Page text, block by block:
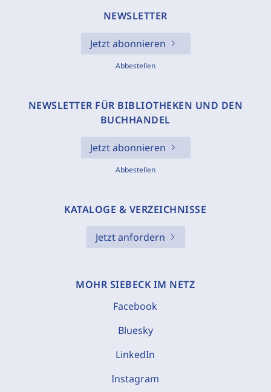
NEWSLETTER
Jetzt abonnieren
Abbestellen
NEWSLETTER FÜR BIBLIOTHEKEN UND DEN
BUCHHANDEL
Jetzt abonnieren
Abbestellen
KATALOGE & VERZEICHNISSE
Jetzt anfordern
MOHR SIEBECK IM NETZ
Facebook
Bluesky
LinkedIn
Instagram